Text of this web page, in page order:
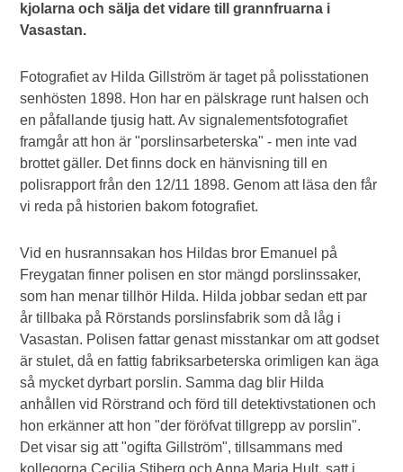
kjolarna och sälja det vidare till grannfruarna i
Vasastan.
Fotografiet av Hilda Gillström är taget på polisstationen
senhösten 1898. Hon har en pälskrage runt halsen och
en påfallande tjusig hatt. Av signalementsfotografiet
framgår att hon är "porslinsarbeterska" - men inte vad
brottet gäller. Det finns dock en hänvisning till en
polisrapport från den 12/11 1898. Genom att läsa den får
vi reda på historien bakom fotografiet.
Vid en husrannsakan hos Hildas bror Emanuel på
Freygatan finner polisen en stor mängd porslinssaker,
som han menar tillhör Hilda. Hilda jobbar sedan ett par
år tillbaka på Rörstands porslinsfabrik som då låg i
Vasastan. Polisen fattar genast misstankar om att godset
är stulet, då en fattig fabriksarbeterska orimligen kan äga
så mycket dyrbart porslin. Samma dag blir Hilda
anhållen vid Rörstrand och förd till detektivstationen och
hon erkänner att hon "der föröfvat tillgrepp av porslin".
Det visar sig att "ogifta Gillström", tillsammans med
kollegorna Cecilia Stiberg och Anna Maria Hult, satt i